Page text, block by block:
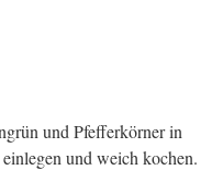
und Pfefferkörner in
und weich kochen.